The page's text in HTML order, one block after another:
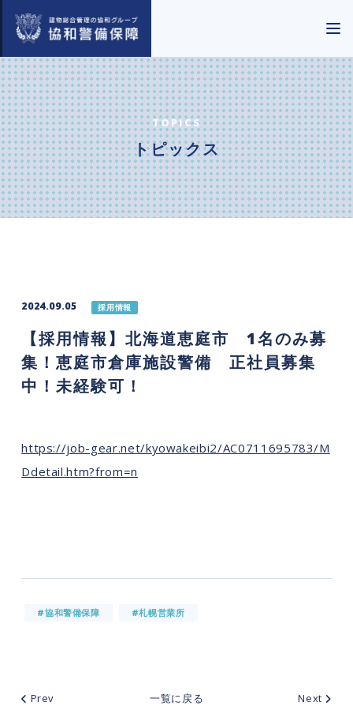
TOPICS
トピックス
2024.09.05 採用情報
【採用情報】北海道恵庭市 1名のみ募
集！恵庭市倉庫施設警備 正社員募集
中！未経験可！
https://job-gear.net/kyowakeibi2/AC0711695783/M
Ddetail.htm?from=n
#協和警備保障 #札幌営業所
Prev 一覧に戻る Next